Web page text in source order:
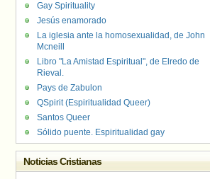
Gay Spirituality
Jesús enamorado
La iglesia ante la homosexualidad, de John
Mcneill
Libro "La Amistad Espiritual", de Elredo de
Rieval.
Pays de Zabulon
QSpirit (Espiritualidad Queer)
Santos Queer
Sólido puente. Espiritualidad gay
Noticias Cristianas